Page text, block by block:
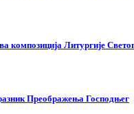
композиција Литургије
Преображења Господњег